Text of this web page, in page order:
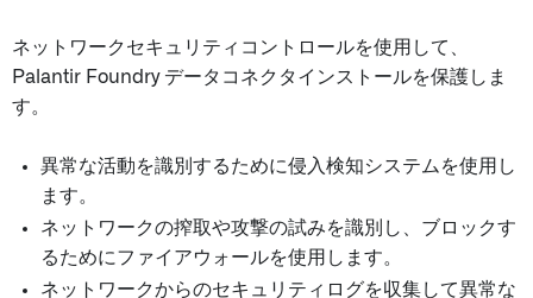
ネットワークセキュリティコントロールを使用して、
Palantir Foundry データコネクタインストールを保護しま
す。
異常な活動を識別するために侵入検知システムを使用し
ます。
ネットワークの搾取や攻撃の試みを識別し、ブロックす
るためにファイアウォールを使用します。
ネットワークからのセキュリティログを収集して異常な